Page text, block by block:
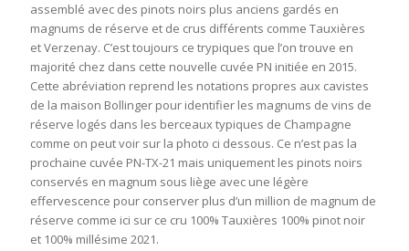
assemblé avec des pinots noirs plus anciens gardés en
magnums de réserve et de crus différents comme Tauxières
et Verzenay. C’est toujours ce trypiques que l’on trouve en
majorité chez dans cette nouvelle cuvée PN initiée en 2015.
Cette abréviation reprend les notations propres aux cavistes
de la maison Bollinger pour identifier les magnums de vins de
réserve logés dans les berceaux typiques de Champagne
comme on peut voir sur la photo ci dessous. Ce n’est pas la
prochaine cuvée PN-TX-21 mais uniquement les pinots noirs
conservés en magnum sous liège avec une légère
effervescence pour conserver plus d’un million de magnum de
réserve comme ici sur ce cru 100% Tauxières 100% pinot noir
et 100% millésime 2021.